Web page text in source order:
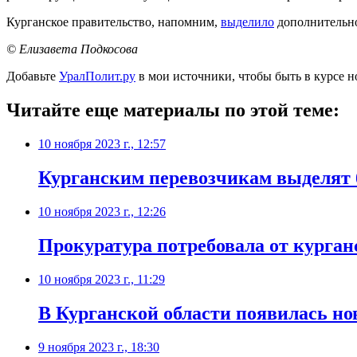
Курганское правительство, напомним, выделило
© Елизавета Подкосова
Добавьте УралПолит.ру в мои источники, чтобы быть в курсе
Читайте еще материалы по этой теме:
10 ноября 2023 г., 12:57
Курганским перевозчикам выделят
10 ноября 2023 г., 12:26
Прокуратура потребовала от
10 ноября 2023 г., 11:29
В Курганской области появилась
9 ноября 2023 г., 18:30